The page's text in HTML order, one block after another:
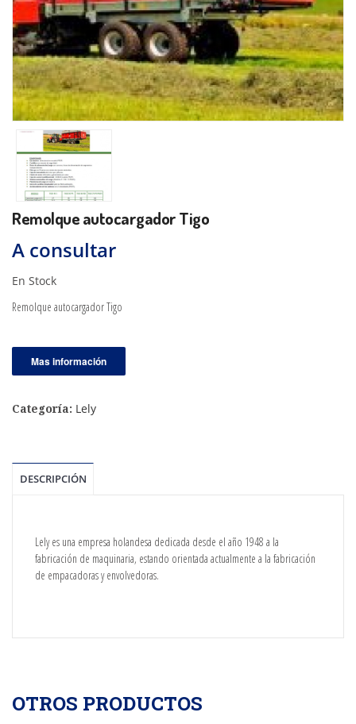
Remolque autocargador Tigo
A consultar
En Stock
Remolque autocargador Tigo
Mas información
Categoría: Lely
DESCRIPCIÓN
Lely es una empresa holandesa dedicada desde el año 1948 a la
fabricación de maquinaria, estando orientada actualmente a la fabricación
de empacadoras y envolvedoras.
OTROS PRODUCTOS